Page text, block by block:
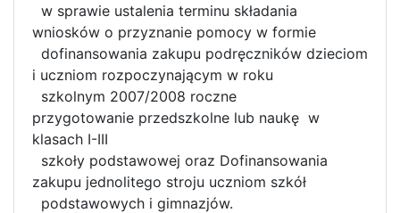
w sprawie ustalenia terminu składania
wniosków o przyznanie pomocy w formie
dofinansowania zakupu podręczników dzieciom
i uczniom rozpoczynającym w roku
szkolnym 2007/2008 roczne
przygotowanie przedszkolne lub naukę w
klasach I-III
szkoły podstawowej oraz Dofinansowania
zakupu jednolitego stroju uczniom szkół
podstawowych i gimnazjów.